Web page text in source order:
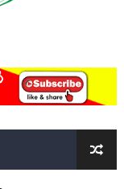
“கோவிஷீல்டு”
உண்மையை
டொலர் நட்டஈடு